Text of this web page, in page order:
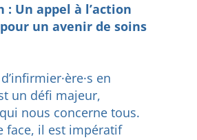
: Un appel à l’action
un avenir de soins
en
un défi majeur,
nous concerne tous.
face, il est impératif